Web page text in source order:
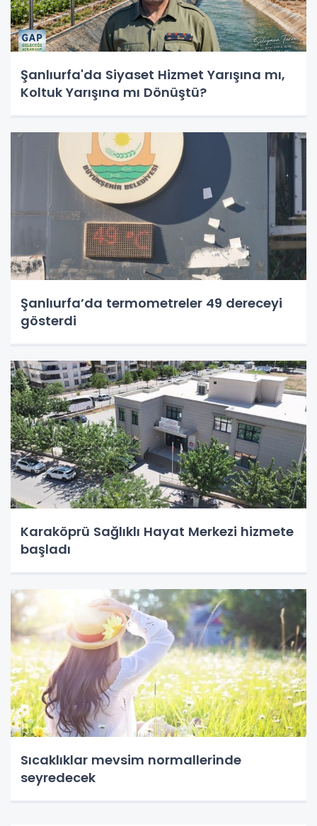
Şanlıurfa'da Siyaset Hizmet Yarışına mı,
Koltuk Yarışına mı Dönüştü?
Şanlıurfa’da termometreler 49 dereceyi
gösterdi
Karaköprü Sağlıklı Hayat Merkezi hizmete
başladı
Sıcaklıklar mevsim normallerinde
seyredecek